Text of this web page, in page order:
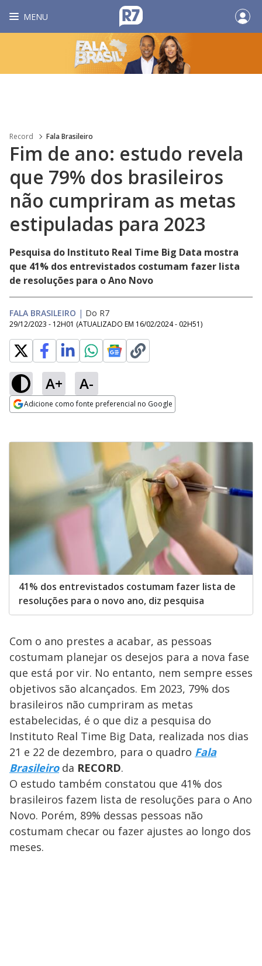
MENU
Record Fala Brasileiro
Fim de ano: estudo revela
que 79% dos brasileiros
não cumpriram as metas
estipuladas para 2023
Pesquisa do Instituto Real Time Big Data mostra
que 41% dos entrevistados costumam fazer lista
de resoluções para o Ano Novo
FALA BRASILEIRO | Do R7
29/12/2023 - 12H01 (ATUALIZADO EM 16/02/2024 - 02H51)
A+ A-
Adicione como fonte preferencial no Google
41% dos entrevistados costumam fazer lista de
resoluções para o novo ano, diz pesquisa
Com o ano prestes a acabar, as pessoas
costumam planejar os desejos para a nova fase
que está por vir. No entanto, nem sempre esses
objetivos são alcançados. Em 2023, 79% dos
brasileiros não cumpriram as metas
estabelecidas, é o que diz a pesquisa do
Instituto Real Time Big Data, realizada nos dias
21 e 22 de dezembro, para o quadro Fala
Brasileiroda RECORD.
O estudo também constatou que 41% dos
brasileiros fazem lista de resoluções para o Ano
Novo. Porém, 89% dessas pessoas não
costumam checar ou fazer ajustes ao longo dos
meses.